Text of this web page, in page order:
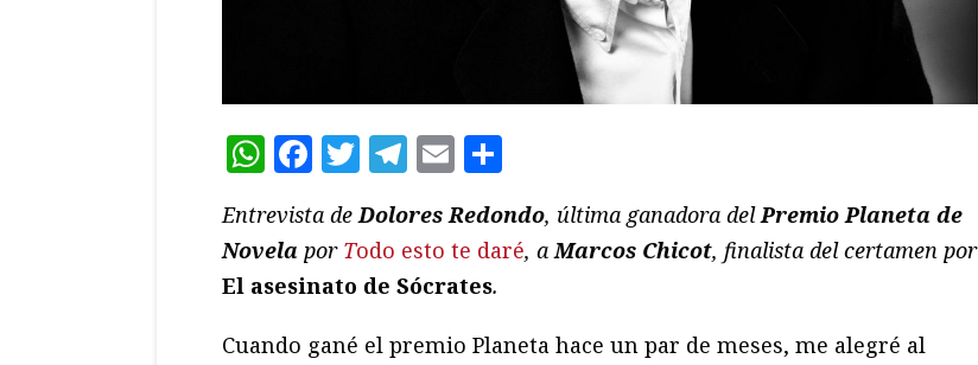
WhatsApp
Facebook
Twitter
Telegram
Email
Entrevista de Dolores Redondo, última ganadora delPremio Planeta de
Novela por Todo esto te daré, a Marcos Chicot, finalista del certamen por
El asesinato de Sócrates.
Cuando gané el premio Planeta hace un par de meses, me alegré al